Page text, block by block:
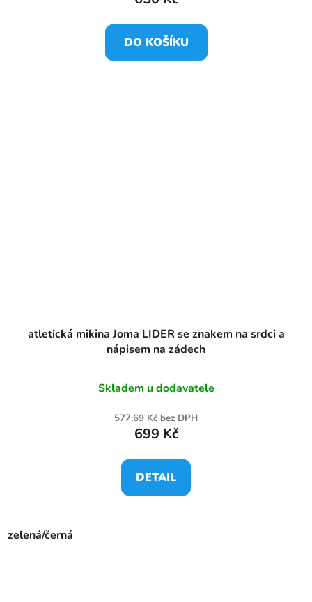
DO KOŠÍKU
atletická mikina Joma LIDER se znakem na srdci a
nápisem na zádech
Skladem u dodavatele
577,69 Kč bez DPH
699 Kč
DETAIL
zelená/černá